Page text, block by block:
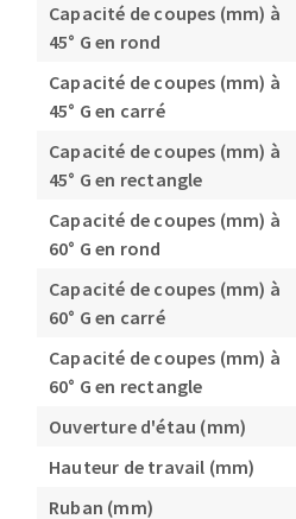
Capacité de coupes (mm) à
45° G en rond
Capacité de coupes (mm) à
45° G en carré
Capacité de coupes (mm) à
45° G en rectangle
Capacité de coupes (mm) à
60° G en rond
Capacité de coupes (mm) à
60° G en carré
Capacité de coupes (mm) à
60° G en rectangle
Ouverture d'étau (mm)
Hauteur de travail (mm)
Ruban (mm)